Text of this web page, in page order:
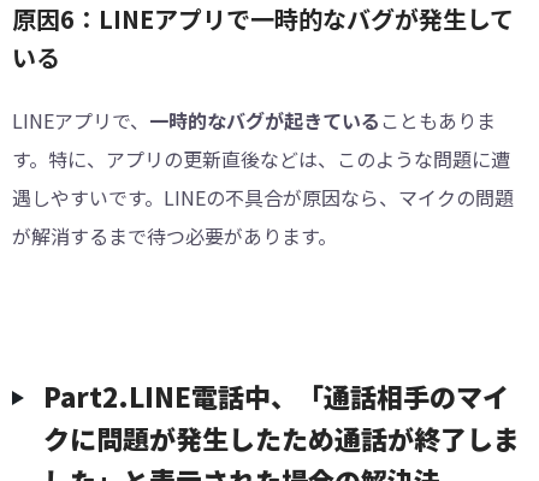
原因6：LINEアプリで一時的なバグが発生して
いる
LINEアプリで、 一時的なバグが起きている こともありま
す。特に、アプリの更新直後などは、このような問題に遭
遇しやすいです。LINEの不具合が原因なら、マイクの問題
が解消するまで待つ必要があります。
Part2.LINE電話中、「通話相手のマイ
クに問題が発生したため通話が終了しま